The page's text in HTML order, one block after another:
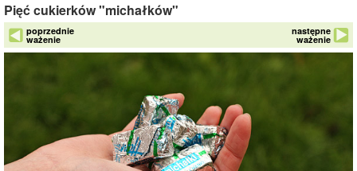
Przelicznik
Porównywarka
Porady
O stronie
Pięć cukierków "michałków"
poprzednie
ważenie
następne
ważenie